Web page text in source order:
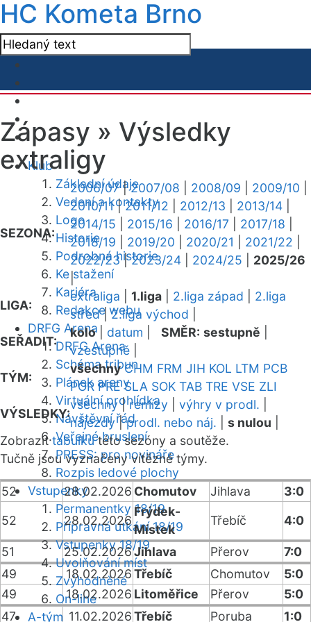
HC Kometa Brno
Klub
Základní údaje
Vedení a kontakty
Logo
Historie
Podrobná historie
Ke stažení
Kariéra
Redakce webu
DRFG Arena
DRFG Arena
Schéma tribun
Plánek areny
Virtuální prohlídka
Návštěvní řád
Veřejné bruslení
PRESS: pro novináře
Rozpis ledové plochy
Vstupenky
Permanentky 18/19
Přípravná utkání 18/19
Vstupenky 18/19
Uvolňování míst
Zvýhodněné
On-line
A-tým
Zápasy » Výsledky
extraligy
SEZONA:
2006/07|2007/08 2008/09 2009/10
2010/11|2011/12 2012/13 2013/14
2014/15
2015/16 2016/17 2017/18
2018/19
2019/20 2020/21 2021/22
2022/23|2023/24 2024/25
2025/26
|
LIGA:
extraliga 1.liga 2.liga západ
2.liga
střed|2.liga východ
SEŘADIT:
kolo| datum SMĚR: sestupně
vzestupně
TÝM:
všechny CHM FRM JIH KOL LTM PCB
POR PRE SLA SOK TAB TRE VSE ZLI
VÝSLEDKY:
všechny|remízy výhry v prodl.
nájezdy|prodl. nebo náj. s nulou
Zobrazittabulkutéto sezóny a soutěže.
Tučně jsou vyznačeny vítězné týmy.
52 28.02.2026 Chomutov Jihlava
3:0
52
28.02.2026
Frýdek-
Místek
Třebíč 4:0
51 25.02.2026Jihlava Přerov
7:0
49
18.02.2026Třebíč Chomutov
5:0
49
18.02.2026 Litoměřice Přerov
5:0
47
11.02.2026Třebíč Poruba
1:0